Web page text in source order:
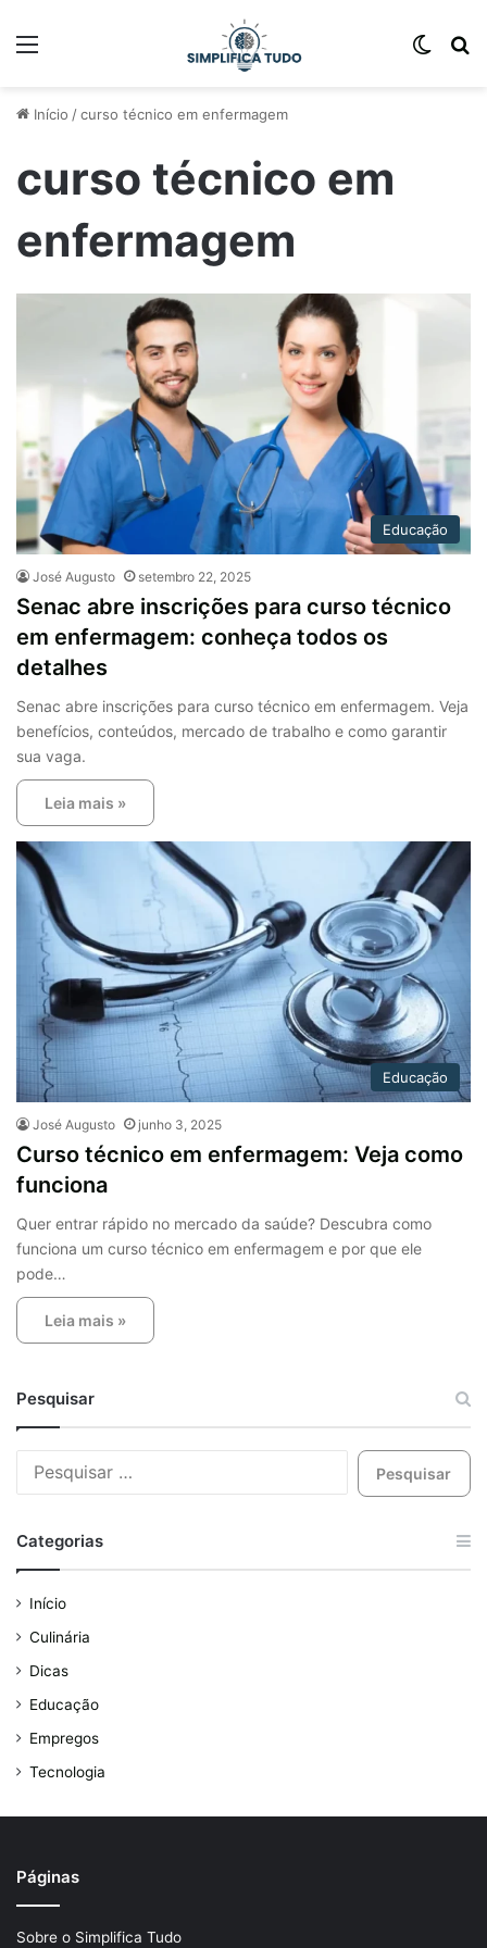
Início /curso técnico em enfermagem
curso técnico em
enfermagem
Educação
José Augusto setembro 22, 2025
Senac abre inscrições para curso técnico
em enfermagem: conheça todos os
detalhes
Senac abre inscrições para curso técnico em enfermagem. Veja
benefícios, conteúdos, mercado de trabalho e como garantir
sua vaga.
Leia mais »
Educação
José Augusto junho 3, 2025
Curso técnico em enfermagem: Veja como
funciona
Quer entrar rápido no mercado da saúde? Descubra como
funciona um curso técnico em enfermagem e por que ele
pode…
Leia mais »
Pesquisar
Categorias
Início
Culinária
Dicas
Educação
Empregos
Tecnologia
Páginas
Sobre o Simplifica Tudo